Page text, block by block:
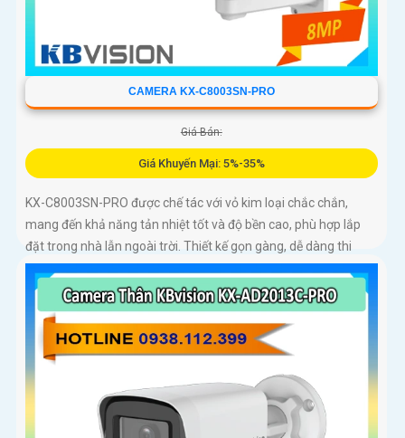
CAMERA KX-C8003SN-PRO
Giá Bán:
Giá Khuyến Mại: 5%-35%
KX-C8003SN-PRO được chế tác với vỏ kim loại chắc chắn,
mang đến khả năng tản nhiệt tốt và độ bền cao, phù hợp lắp
đặt trong nhà lẫn ngoài trời. Thiết kế gọn gàng, dễ dàng thi
công, tiết kiệm thời gian và chi phí cho người dùng